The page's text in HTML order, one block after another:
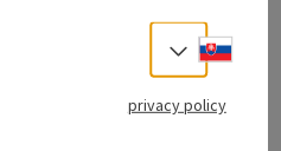
Select
privacy policy